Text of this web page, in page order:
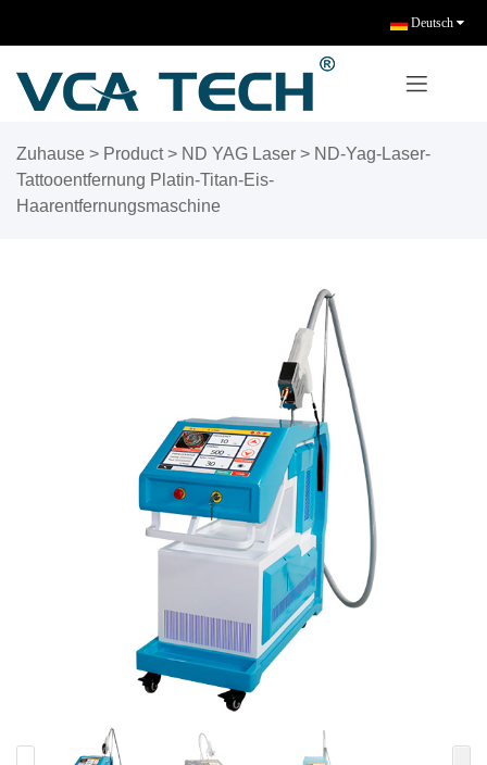
Deutsch
Zuhause > Product> ND YAG Laser > ND-Yag-Laser-
Tattooentfernung Platin-Titan-Eis-
Haarentfernungsmaschine